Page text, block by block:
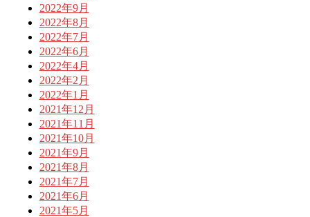
2022年9月
2022年8月
2022年7月
2022年6月
2022年4月
2022年2月
2022年1月
2021年12月
2021年11月
2021年10月
2021年9月
2021年8月
2021年7月
2021年6月
2021年5月